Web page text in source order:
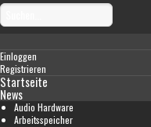
Einloggen
Registrieren
Startseite
News
Audio Hardware
Arbeitsspeicher